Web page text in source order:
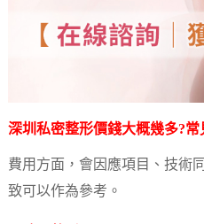
深圳 私密整形價錢大概幾多?常
費用方面，會因應項目、技術
致可以作為參考。